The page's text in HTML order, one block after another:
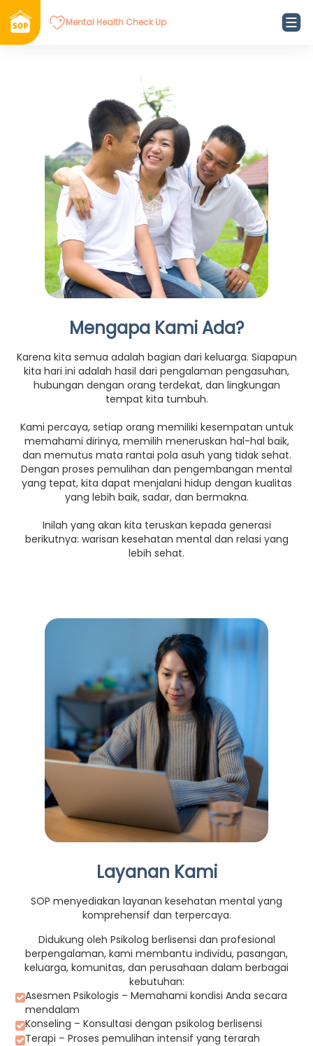
Mental Health Check Up
Mengapa Kami Ada?
Karena kita semua adalah bagian dari keluarga. Siapapun
kita hari ini adalah hasil dari pengalaman pengasuhan,
hubungan dengan orang terdekat, dan lingkungan
tempat kita tumbuh.
Kami percaya, setiap orang memiliki kesempatan untuk
memahami dirinya, memilih meneruskan hal-hal baik,
dan memutus mata rantai pola asuh yang tidak sehat.
Dengan proses pemulihan dan pengembangan mental
yang tepat, kita dapat menjalani hidup dengan kualitas
yang lebih baik, sadar, dan bermakna.
Inilah yang akan kita teruskan kepada generasi
berikutnya: warisan kesehatan mental dan relasi yang
lebih sehat.
Layanan Kami
SOP menyediakan layanan kesehatan mental yang
komprehensif dan terpercaya.
Didukung oleh Psikolog berlisensi dan profesional
berpengalaman, kami membantu individu, pasangan,
keluarga, komunitas, dan perusahaan dalam berbagai
kebutuhan:
Asesmen Psikologis – Memahami kondisi Anda secara
mendalam
Konseling – Konsultasi dengan psikolog berlisensi
Terapi – Proses pemulihan intensif yang terarah